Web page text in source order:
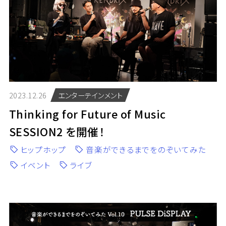
2023.12.26 エンターテインメント
Thinking for Future of Music
SESSION2 を開催！
ヒップホップ
音楽ができるまでをのぞいてみた
イベント
ライブ